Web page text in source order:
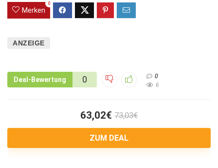
Merken
0
ANZEIGE
Deal-Bewertung 0
0
6
63,02€ 73,03€
ZUM DEAL